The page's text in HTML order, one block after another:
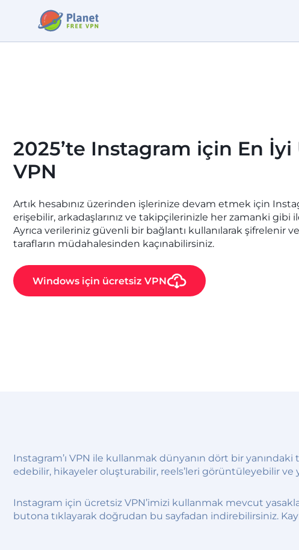
2025’te Instagram için En İyi
VPN
Artık hesabınız üzerinden işlerinize devam etmek için
erişebilir, arkadaşlarınız ve takipçilerinizle her zamanki gibi
Ayrıca verileriniz güvenli bir bağlantı kullanılarak şifrelenir
tarafların müdahalesinden kaçınabilirsiniz.
Windows için ücretsiz VPN
Instagram’ı VPN ile kullanmak dünyanın dört bir
edebilir, hikayeler oluşturabilir, reels’leri görüntüleyebilir ve
Instagram için ücretsiz VPN’imizi kullanmak mevcut
butona tıklayarak doğrudan bu sayfadan indirebilirsiniz.